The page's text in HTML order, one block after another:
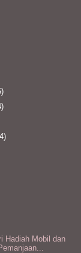
Hadiah Mobil dan